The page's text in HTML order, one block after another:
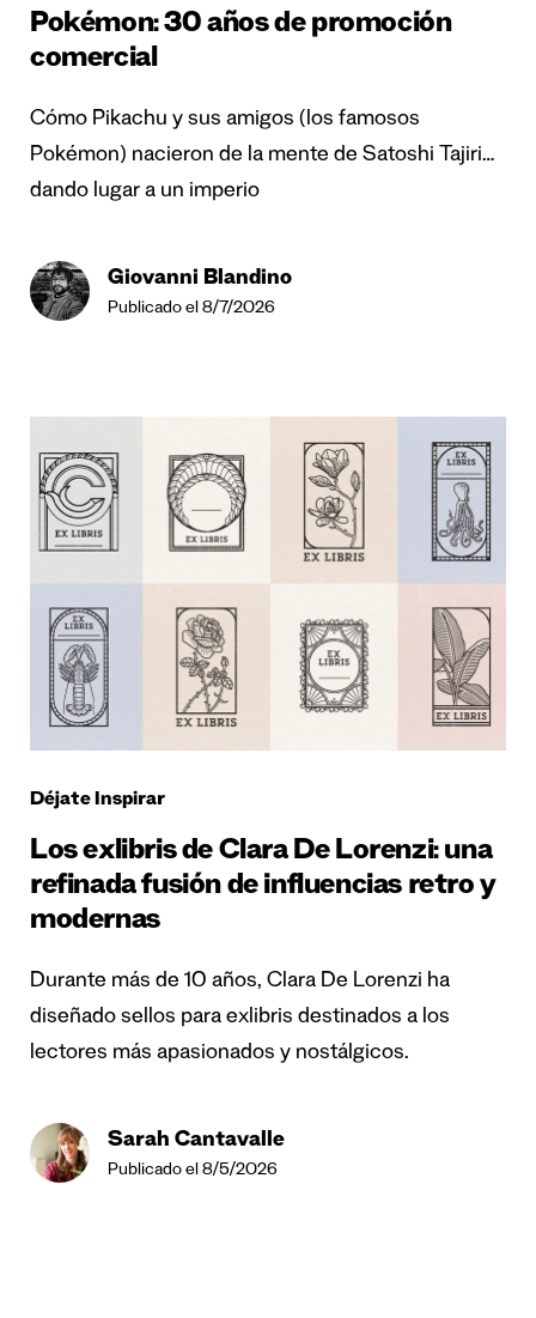
Pokémon: 30 años de promoción
comercial
Cómo Pikachu y sus amigos (los famosos
Pokémon) nacieron de la mente de Satoshi Tajiri…
dando lugar a un imperio
Giovanni Blandino
Publicado el 8/7/2026
Déjate Inspirar
Los exlibris de Clara De Lorenzi: una
refinada fusión de influencias retro y
modernas
Durante más de 10 años, Clara De Lorenzi ha
diseñado sellos para exlibris destinados a los
lectores más apasionados y nostálgicos.
Sarah Cantavalle
Publicado el 8/5/2026